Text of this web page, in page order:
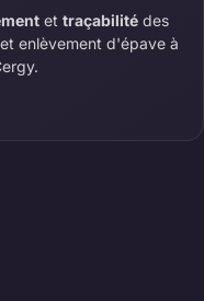
ettraçabilité des
enlèvement d'épave à